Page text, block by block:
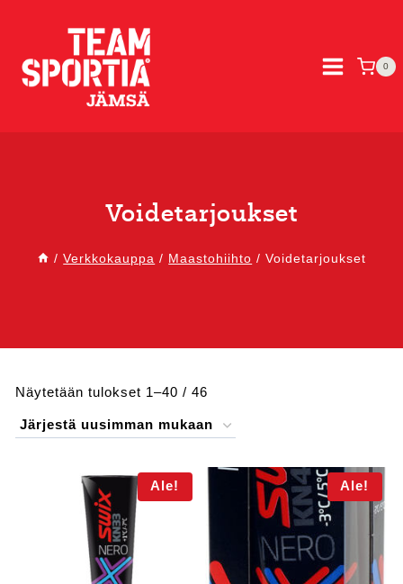
0
Voidetarjoukset
/ Verkkokauppa / Maastohiihto / Voidetarjoukset
Näytetään tulokset 1–40 / 46
Ale! Ale!